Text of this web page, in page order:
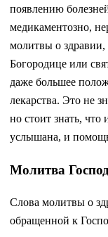
появлению
медикаментозно,
молитвы о
Богородице или
даже большее
лекарства. Это не
но стоит знать, что
услышана, и помощь
Молитва
Слова молитвы о
обращенной к